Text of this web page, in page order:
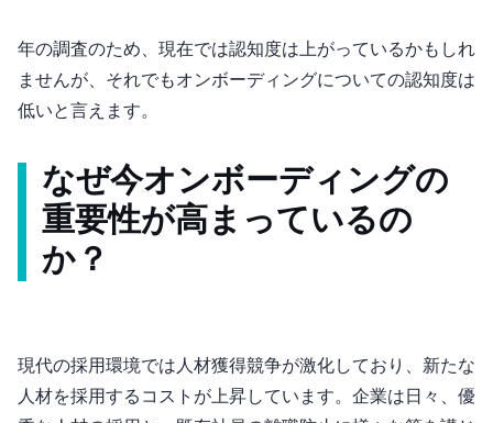
2020年の調査のため、現在では認知度は上がっているかもしれ
ませんが、それでもオンボーディングについての認知度は
低いと言えます。
なぜ今オンボーディングの
重要性が高まっているの
か？
現代の採用環境では人材獲得競争が激化しており、新たな
人材を採用するコストが上昇しています。企業は日々、優